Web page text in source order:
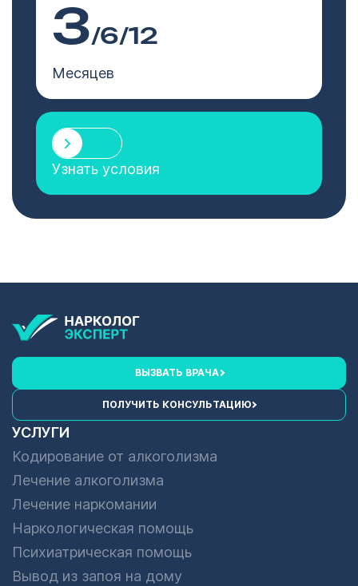
3/6/12
Месяцев
Узнать условия
ВЫЗВАТЬ ВРАЧА
ПОЛУЧИТЬ КОНСУЛЬТАЦИЮ
УСЛУГИ
Кодирование от алкоголизма
Лечение алкоголизма
Лечение наркомании
Наркологическая помощь
Психиатрическая помощь
Вывод из запоя на дому